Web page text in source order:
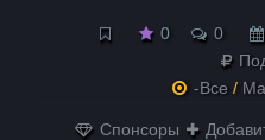
0 0
-Все /
Спонсоры